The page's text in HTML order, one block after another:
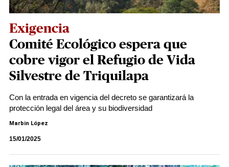
Exigencia
Comité Ecológico espera que
cobre vigor el Refugio de Vida
Silvestre de Triquilapa
Con la entrada en vigencia del decreto se garantizará la
protección legal del área y su biodiversidad
Marbin López
15/01/2025